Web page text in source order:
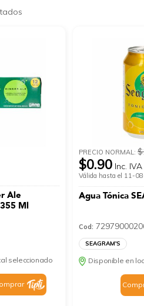
Ale
Ml
seleccionado
PRECIO NORMAL:
$0.90 Inc. IVA
Válida hasta el 11-
Agua Tónica
Cod:
SEAGRAM'S
Disponible en